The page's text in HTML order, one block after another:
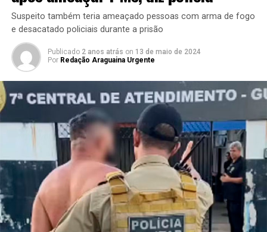
Suspeito também teria ameaçado pessoas com arma de fogo
e desacatado policiais durante a prisão
Publicado 2 anos atrás on 13 de maio de 2024
Por Redação Araguaina Urgente